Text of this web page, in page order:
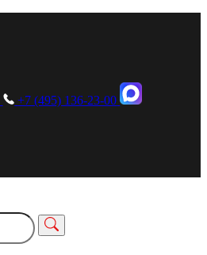
+7 (495) 136-23-00